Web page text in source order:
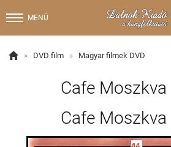
MENÜ
 » DVD film » Magyar filmek DVD
Cafe Moszkva
Cafe Moszkva